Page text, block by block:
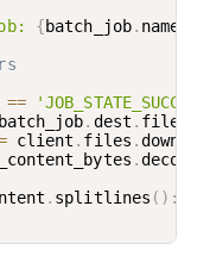
{batch_job. name
==
. dest .
client . files .
.decode
. splitlines ( ) :